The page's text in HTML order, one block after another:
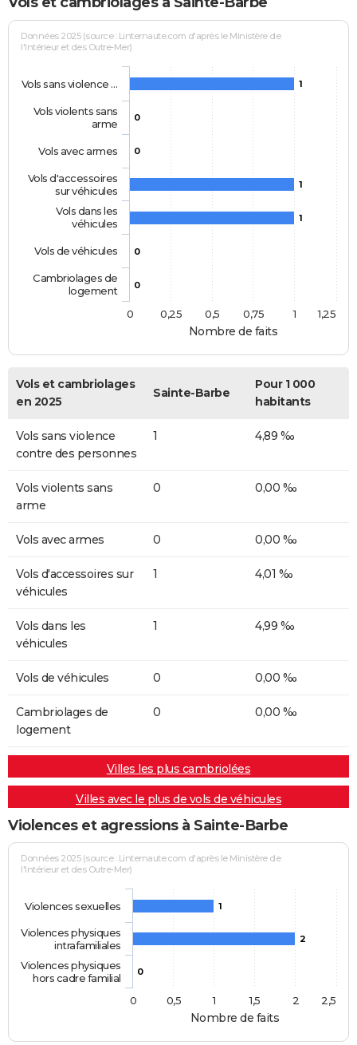
Nombre de faits
Données 2025 (source : Linternaute.com d'après le Ministère de
l'Intérieur et des Outre-Mer)
1
0
0
1
1
0
0
Vols sans violence …
Vols violents sans
arme
Vols avec armes
Vols d'accessoires
sur véhicules
Vols dans les
véhicules
Vols de véhicules
Cambriolages de
logement
0
1
0,25 0,5 0,75 1,25
Vols et cambriolages
en 2025
Sainte-Barbe
Pour 1 000
habitants
Vols sans violence
contre des personnes
1 4,89 ‰
Vols violents sans
arme
0 0,00 ‰
Vols avec armes 0 0,00 ‰
Vols d'accessoires sur
véhicules
1 4,01 ‰
Vols dans les
véhicules
1 4,99 ‰
Vols de véhicules 0 0,00 ‰
Cambriolages de
logement
0 0,00 ‰
Villes les plus cambriolées
Villes avec le plus de vols de véhicules
Violences et agressions à Sainte-Barbe
Nombre de faits
Données 2025 (source : Linternaute.com d'après le Ministère de
l'Intérieur et des Outre-Mer)
1
2
0
Violences sexuelles
Violences physiques
intrafamiliales
Violences physiques
hors cadre familial
0
0,5 1 1,5 2 2,5